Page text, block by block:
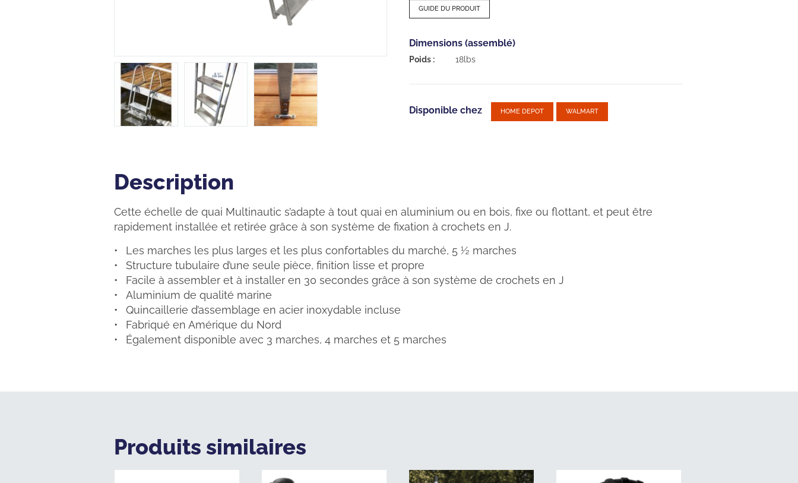
GUIDE DU PRODUIT
Dimensions (assemblé)
Poids : 18lbs
Disponible chez HOME DEPOT WALMART
Description
Description
Cette échelle de quai Multinautic s’adapte à tout quai en aluminium ou en bois, fixe ou flottant, et peut être
rapidement installée et retirée grâce à son système de fixation à crochets en J.
Les marches les plus larges et les plus confortables du marché, 5 ½ marches
Structure tubulaire d’une seule pièce, finition lisse et propre
Facile à assembler et à installer en 30 secondes grâce à son système de crochets en J
Aluminium de qualité marine
Quincaillerie d’assemblage en acier inoxydable incluse
Fabriqué en Amérique du Nord
Également disponible avec 3 marches, 4 marches et 5 marches
Produits similaires